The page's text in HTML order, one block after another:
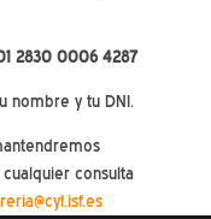
2830 0006 4287
nombre y tu DNI.
consulta